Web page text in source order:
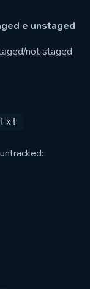
e unstaged
not staged